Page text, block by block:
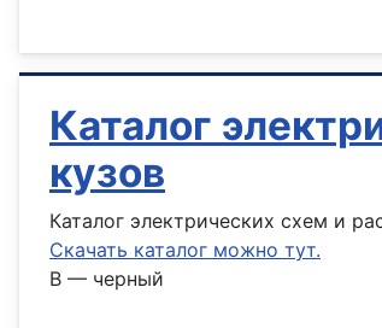
Каталог
кузов
Каталог электрических схем и
Скачать каталог можно тут.
B — черный